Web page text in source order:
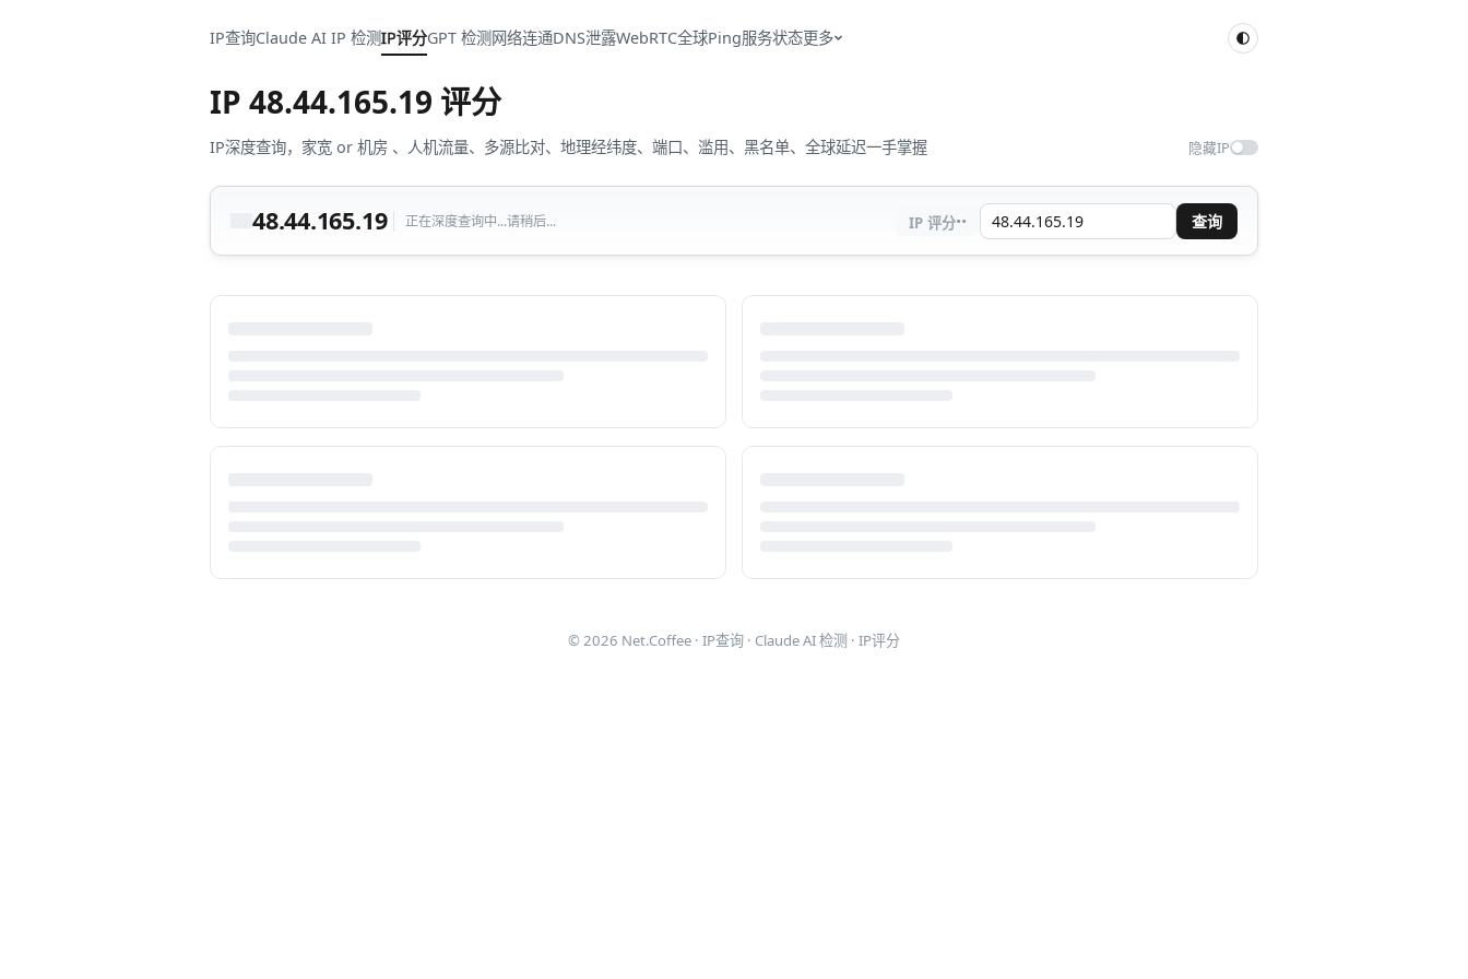
IP查询Claude AI IP 检测IP评分GPT 检测网络连通DNS泄露WebRTC全球Ping服务状态更多
IP 48.44.165.19 评分
IP深度查询，家宽 or 机房 、人机流量、多源比对、地理经纬度、端口、滥用、黑名单、全球延迟一手掌握 隐藏IP
48.44.165.19 正在深度查询中...请稍后... IP 评分·· 查询
© 2026 Net.Coffee · IP查询 · Claude AI 检测 · IP评分